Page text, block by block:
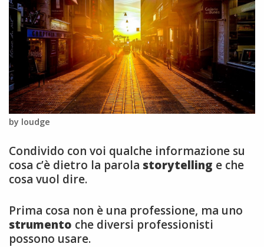
by loudge
Condivido con voi qualche informazione su
cosa c’è dietro la parola storytelling e che
cosa vuol dire.
Prima cosa non è una professione, ma uno
strumento che diversi professionisti
possono usare.